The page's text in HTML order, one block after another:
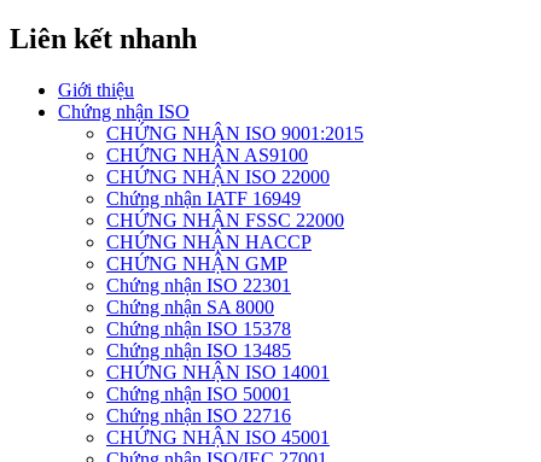
Liên kết nhanh
Giới thiệu
Chứng nhận ISO
CHỨNG NHẬN ISO 9001:2015
CHỨNG NHẬN AS9100
CHỨNG NHẬN ISO 22000
Chứng nhận IATF 16949
CHỨNG NHẬN FSSC 22000
CHỨNG NHẬN HACCP
CHỨNG NHẬN GMP
Chứng nhận ISO 22301
Chứng nhận SA 8000
Chứng nhận ISO 15378
Chứng nhận ISO 13485
CHỨNG NHẬN ISO 14001
Chứng nhận ISO 50001
Chứng nhận ISO 22716
CHỨNG NHẬN ISO 45001